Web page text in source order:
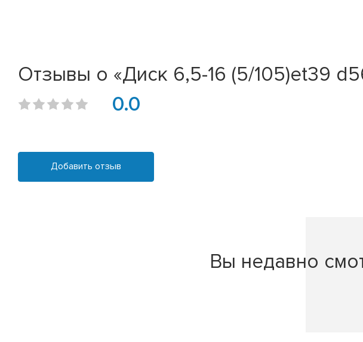
Отзывы о «Диск 6,5-16 (5/105)et39
0.0
Добавить отзыв
Вы недавно